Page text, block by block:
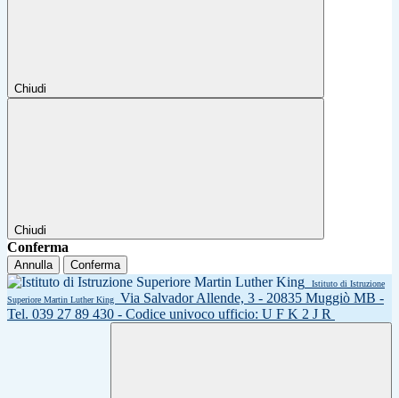
Chiudi
Chiudi
Conferma
Annulla Conferma
Istituto di Istruzione
Superiore Martin Luther King
Via Salvador Allende, 3 - 20835 Muggiò MB -
Tel. 039 27 89 430 - Codice univoco ufficio: U F K 2 J R